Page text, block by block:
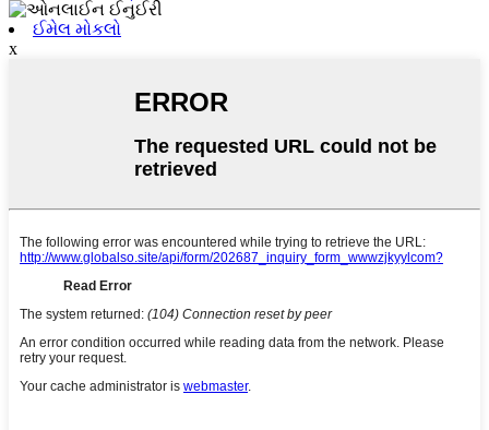
ઈમેલ મોકલો
x